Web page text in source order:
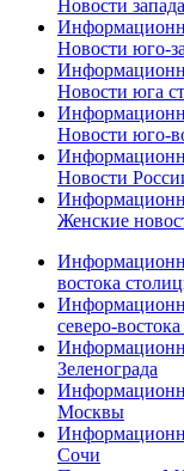
Новости
Новости юго-
Новости юга
Новости юго-
Новости
Женские
востока
северо-
Зеленограда
Москвы
Сочи